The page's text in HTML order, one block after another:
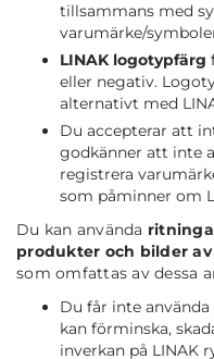
tillsammans med
varumärke/
LINAK logotypfärg
eller negativ.
alternativt med
Du accepterar att
godkänner att inte
registrera
som påminner om
Du kan använda
produkter och bilder av
som omfattas av dessa
Du får inte
kan förminska,
inverkan på LINAK